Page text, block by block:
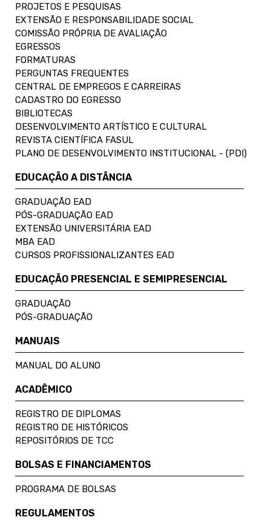
PROJETOS E PESQUISAS
EXTENSÃO E RESPONSABILIDADE SOCIAL
COMISSÃO PRÓPRIA DE AVALIAÇÃO
EGRESSOS
FORMATURAS
PERGUNTAS FREQUENTES
CENTRAL DE EMPREGOS E CARREIRAS
CADASTRO DO EGRESSO
BIBLIOTECAS
DESENVOLVIMENTO ARTÍSTICO E CULTURAL
REVISTA CIENTÍFICA FASUL
PLANO DE DESENVOLVIMENTO INSTITUCIONAL - (PDI)
EDUCAÇÃO A DISTÂNCIA
GRADUAÇÃO EAD
PÓS-GRADUAÇÃO EAD
EXTENSÃO UNIVERSITÁRIA EAD
MBA EAD
CURSOS PROFISSIONALIZANTES EAD
EDUCAÇÃO PRESENCIAL E SEMIPRESENCIAL
GRADUAÇÃO
PÓS-GRADUAÇÃO
MANUAIS
MANUAL DO ALUNO
ACADÊMICO
REGISTRO DE DIPLOMAS
REGISTRO DE HISTÓRICOS
REPOSITÓRIOS DE TCC
BOLSAS E FINANCIAMENTOS
PROGRAMA DE BOLSAS
REGULAMENTOS